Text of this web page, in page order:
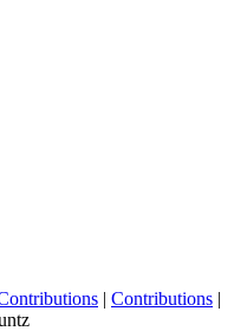
| Contributions |